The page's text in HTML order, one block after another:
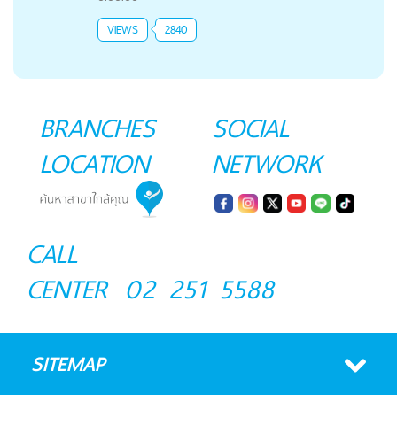
VIEWS 2840
BRANCHES
LOCATION
SOCIAL
NETWORK
CALL
CENTER 02 251 5588
SITEMAP